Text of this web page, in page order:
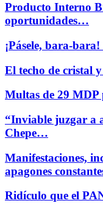
Producto Interno
oportunidades…
¡Pásele, bara-
El techo de cristal
Multas de 29
“Inviable juzgar a
Chepe…
Manifestaciones,
apagones
Ridículo que el